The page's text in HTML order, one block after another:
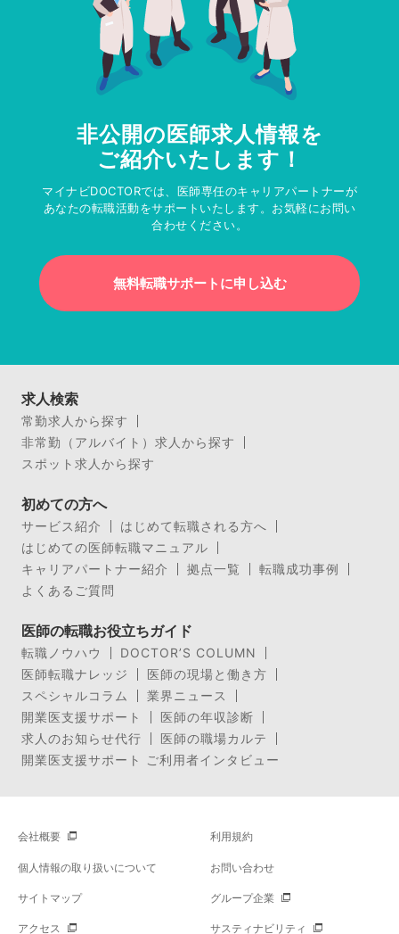
非公開の医師求人情報を
ご紹介いたします！
マイナビDOCTORでは、医師専任のキャリアパートナーが
あなたの転職活動をサポートいたします。お気軽にお問い
合わせください。
無料転職サポートに申し込む
求人検索
常勤求人から探す
非常勤（アルバイト）求人から探す
スポット求人から探す
初めての方へ
サービス紹介
はじめて転職される方へ
はじめての医師転職マニュアル
キャリアパートナー紹介
拠点一覧
転職成功事例
よくあるご質問
医師の転職お役立ちガイド
転職ノウハウ
DOCTOR’S COLUMN
医師転職ナレッジ
医師の現場と働き方
スペシャルコラム
業界ニュース
開業医支援サポート
医師の年収診断
求人のお知らせ代行
医師の職場カルテ
開業医支援サポート ご利用者インタビュー
会社概要 利用規約
個人情報の取り扱いについて お問い合わせ
サイトマップ グループ企業
アクセス サスティナビリティ